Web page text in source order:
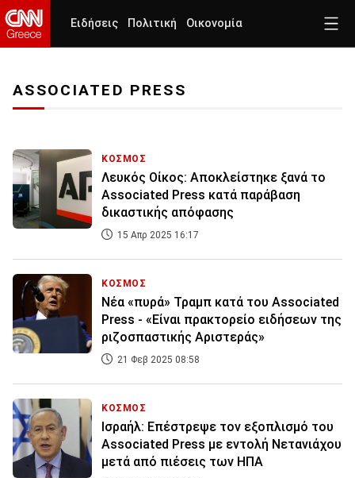
Ειδήσεις Πολιτική Οικονομία
ASSOCIATED PRESS
ΚΟΣΜΟΣ
Λευκός Οίκος: Αποκλείστηκε ξανά το
Associated Press κατά παράβαση
δικαστικής απόφασης
15 Απρ 2025 16:17
ΚΟΣΜΟΣ
Νέα «πυρά» Τραμπ κατά του Associated
Press - «Είναι πρακτορείο ειδήσεων της
ριζοσπαστικής Αριστεράς»
21 Φεβ 2025 08:58
ΚΟΣΜΟΣ
Ισραήλ: Επέστρεψε τον εξοπλισμό του
Associated Press με εντολή Νετανιάχου
μετά από πιέσεις των ΗΠΑ